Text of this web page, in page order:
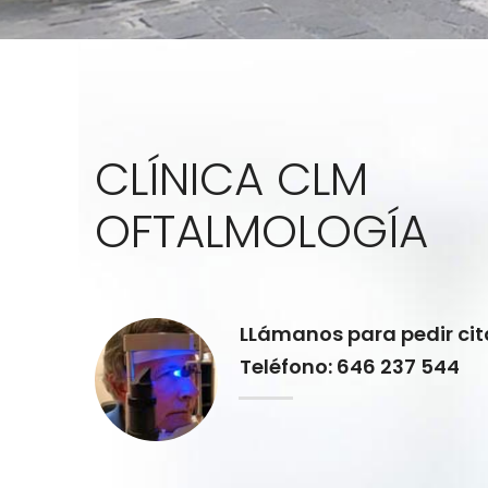
CLÍNICA CLM
OFTALMOLOGÍA
LLámanos para pedir
Teléfono: 646 237 544